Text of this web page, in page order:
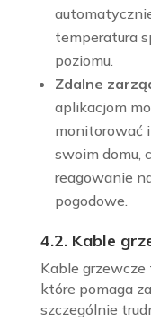
temperatura
poziomu.
Zdalne
aplikacjom
monitorować
swoim domu,
reagowanie
pogodowe.
4.2. Kable
Kable
które pomaga
szczególnie